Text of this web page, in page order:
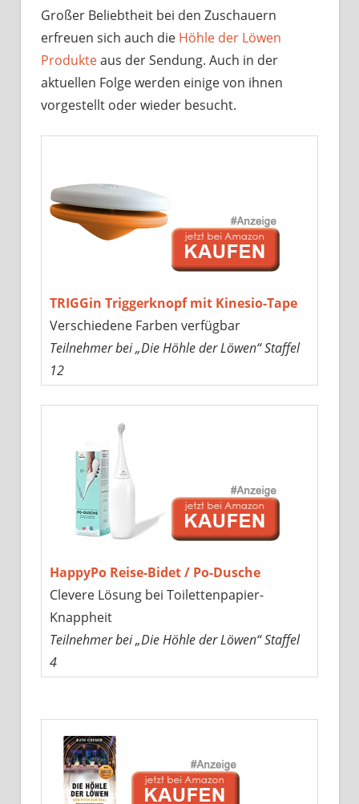
Großer Beliebtheit bei den Zuschauern
erfreuen sich auch die Höhle der Löwen
Produkteaus der Sendung. Auch in der
aktuellen Folge werden einige von ihnen
vorgestellt oder wieder besucht.
TRIGGin Triggerknopf mit Kinesio-Tape
Verschiedene Farben verfügbar
Teilnehmer bei „Die Höhle der Löwen“ Staffel
12
HappyPo Reise-Bidet / Po-Dusche
Clevere Lösung bei Toilettenpapier-
Knappheit
Teilnehmer bei „Die Höhle der Löwen“ Staffel
4